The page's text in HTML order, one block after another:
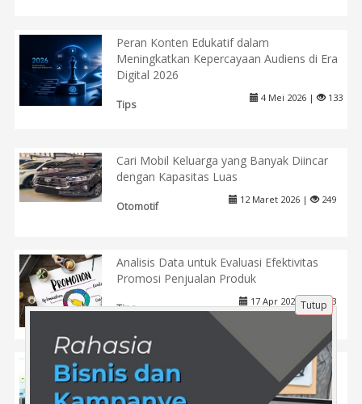
Peran Konten Edukatif dalam
Meningkatkan Kepercayaan Audiens di Era
Digital 2026
Tips
4 Mei 2026 | 133
Cari Mobil Keluarga yang Banyak Diincar
dengan Kapasitas Luas
Otomotif
12 Maret 2026 | 249
Analisis Data untuk Evaluasi Efektivitas
Promosi Penjualan Produk
Tips
17 Apr 2025 | 493
Manfaat Teknologi Pangan dalam
Kehidupan Sehari-hari: Contoh dan
Prospek Kerja
Tutup